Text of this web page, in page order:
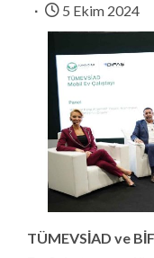
5 Ekim 2024
TÜMEVSİAD ve